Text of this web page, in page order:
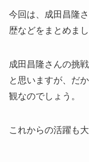
今回は、成田昌隆
歴などをまとめまし
成田昌隆さんの挑
と思いますが、だ
観なのでしょう。
これからの活躍も